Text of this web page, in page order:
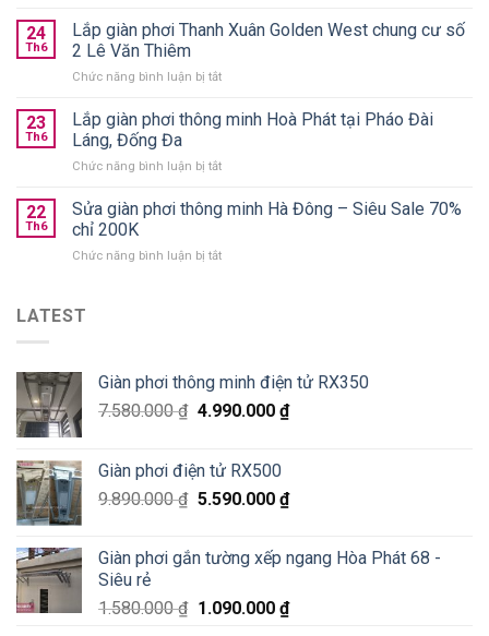
treo
hãng
từ
phơi
gấp
nên
nào
24
Th6
Lắp giàn phơi Thanh Xuân Golden West chung cư số
2 Lê Văn Thiêm
Chức năng bình luận bị tắtở
giàn
Xuân
West
số
23
Th6
Lắp giàn phơi thông minh Hoà Phát tại Pháo Đài
Láng, Đống Đa
Chức năng bình luận bị tắtở
giàn
phơi
minh
Đống
Đa
22
Th6
Sửa giàn phơi thông minh Hà Đông – Siêu Sale 70%
chỉ 200K
Chức năng bình luận bị tắtở
Đông
–
Siêu
chỉ
200K
LATEST
Giàn phơi thông minh điện tử RX350
7.580.000₫ 4.990.000 ₫
Giàn phơi điện tử RX500
9.890.000₫ 5.590.000 ₫
Giàn phơi gắn tường xếp ngang Hòa Phát 68 -
Siêu rẻ
1.580.000₫ 1.090.000 ₫